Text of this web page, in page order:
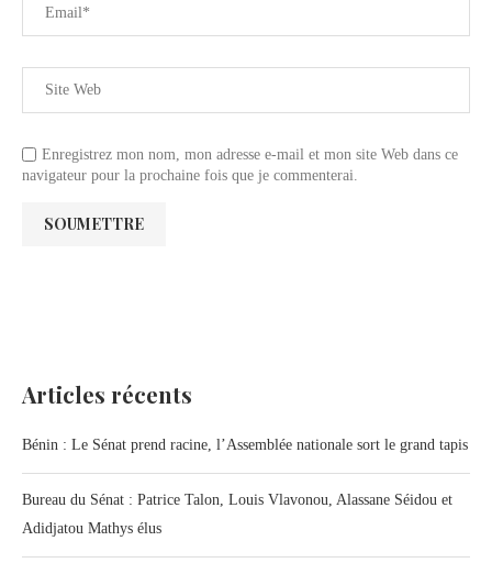
Enregistrez mon nom, mon adresse e-mail et mon site Web dans ce
navigateur pour la prochaine fois que je commenterai.
Articles récents
Bénin : Le Sénat prend racine, l’Assemblée nationale sort le grand tapis
Bureau du Sénat : Patrice Talon, Louis Vlavonou, Alassane Séidou et
Adidjatou Mathys élus